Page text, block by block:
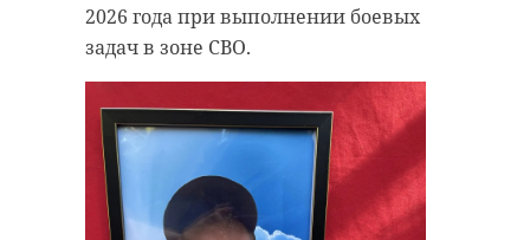
2026 года при выполнении боевых
задач в зоне СВО.